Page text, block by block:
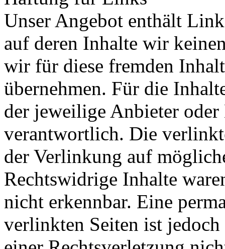
Unser Angebot enthält
auf deren Inhalte wir
wir für diese fremden
übernehmen. Für die
der jeweilige Anbieter oder
verantwortlich. Die
der Verlinkung auf
Rechtswidrige Inhalte
nicht erkennbar. Eine
verlinkten Seiten ist